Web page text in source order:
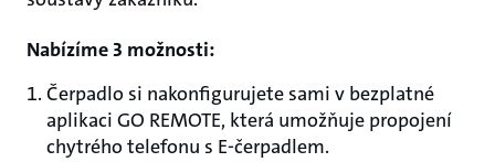
Nabízíme 3 možnosti:
Čerpadlo si nakonfigurujete sami v bezplatné
aplikaci GO REMOTE, která umožňuje propojení
chytrého telefonu s E-čerpadlem.